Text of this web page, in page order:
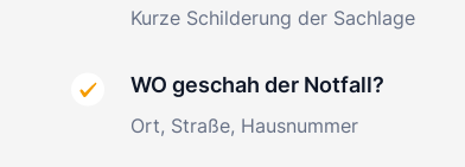
Kurze Schilderung der Sachlage
WO geschah der Notfall?
Ort, Straße, Hausnummer